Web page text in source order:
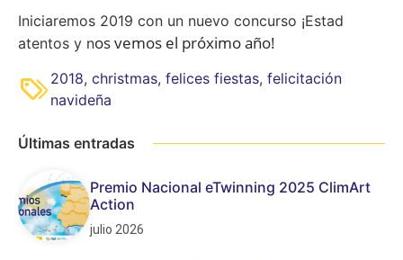
Iniciaremos 2019 con un nuevo concurso ¡Estad
atentos y nos vemos el próximo año!
2018, christmas, felices fiestas, felicitación
navideña
Últimas entradas
Premio Nacional eTwinning 2025 ClimArt
Action
julio 2026